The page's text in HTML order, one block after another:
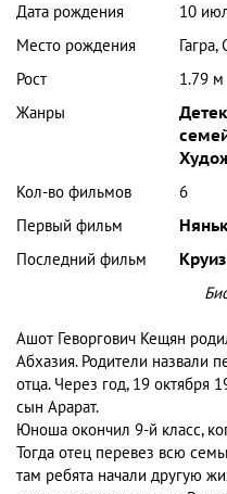
Дата рождения
10
Место рождения
Рост
1.79 м
Жанры
Кол-во фильмов
6
Первый фильм
Последний фильм
Круиз
Ашот Геворгович Кещян
Абхазия. Родители назвали
отца. Через год, 19 октября
сын Арарат.
Юноша окончил 9-й класс,
Тогда отец перевез всю
там ребята начали другую